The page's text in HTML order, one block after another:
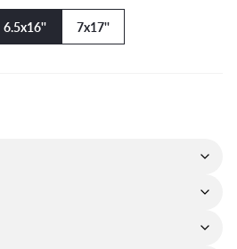
6.5x16'' 7x17''